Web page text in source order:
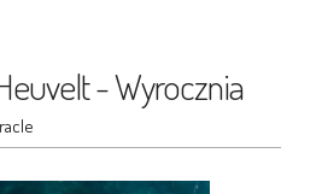
- Wyrocznia